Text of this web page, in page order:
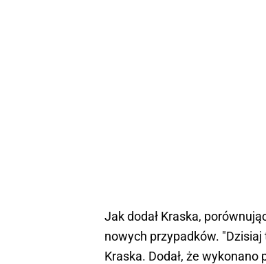
Jak dodał Kraska,
nowych przypadków.
Kraska. Dodał, że